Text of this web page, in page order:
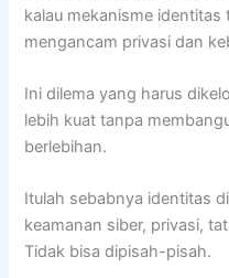
kalau mekanisme identitas
mengancam privasi dan
Ini dilema yang harus
lebih kuat tanpa
berlebihan.
Itulah sebabnya identitas
keamanan siber, privasi,
Tidak bisa dipisah-pisah.